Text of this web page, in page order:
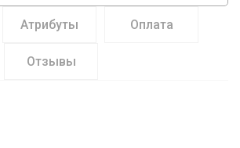
Атрибуты Оплата
Отзывы